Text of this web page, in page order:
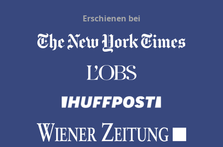
Erschienen bei